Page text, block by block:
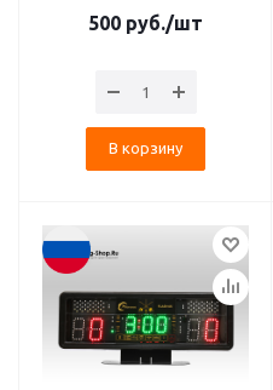
500 руб./шт
В корзину